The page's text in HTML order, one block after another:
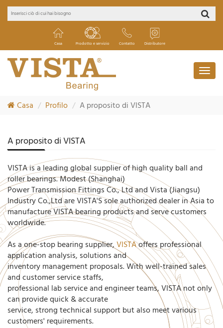
Casa Prodotto e servizio Contatto Distributore
Casa Profilo A proposito di VISTA
A proposito di VISTA
VISTA is a leading global supplier of high quality ball and
roller bearings. Modest (Shanghai)
Power Transmission Fittings Co., Ltd and Vista (Jiangsu)
Industry Co.,Ltd are VISTA'S sole authorized dealer in Asia to
manufacture VISTA bearing products and serve customers
worldwide.
As a one-stop bearing supplier,VISTAoffers professional
application analysis, solutions and
inventory management proposals. With well-trained sales
and customer service staffs,
professional lab service and engineer teams, VISTA not only
can provide quick & accurate
service, strong technical support but also meet various
customers' requirements.